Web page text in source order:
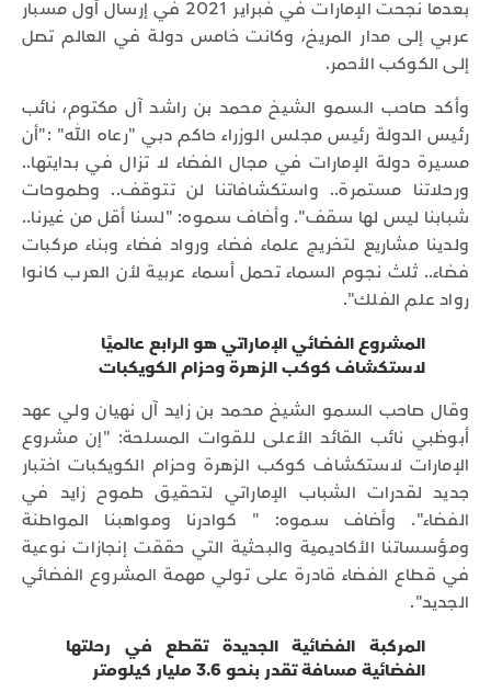
بعدما نجحت الإمارات في فبراير 2021 في إرسال أول مسبار
عربي إلى مدار المريخ، وكانت خامس دولة في العالم تصل
إلى الكوكب الأحمر.
وأكد صاحب السمو الشيخ محمد بن راشد آل مكتوم، نائب
رئيس الدولة رئيس مجلس الوزراء حاكم دبي "رعاه الله" :"أن
مسيرة دولة الإمارات في مجال الفضاء لا تزال في بدايتها..
ورحلاتنا مستمرة.. واستكشافاتنا لن تتوقف.. وطموحات
شبابنا ليس لها سقف". وأضاف سموه: "لسنا أقل من غيرنا..
ولدينا مشاريع لتخريج علماء فضاء ورواد فضاء وبناء مركبات
فضاء.. ثلث نجوم السماء تحمل أسماء عربية لأن العرب كانوا
رواد علم الفلك".
المشروع الفضائي الإماراتي هو الرابع عالميًا
لاستكشاف كوكب الزهرة وحزام الكويكبات
وقال صاحب السمو الشيخ محمد بن زايد آل نهيان ولي عهد
أبوظبي نائب القائد الأعلى للقوات المسلحة: "إن مشروع
الإمارات لاستكشاف كوكب الزهرة وحزام الكويكبات اختبار
جديد لقدرات الشباب الإماراتي لتحقيق طموح زايد في
الفضاء". وأضاف سموه: " كوادرنا ومواهبنا المواطنة
ومؤسساتنا الأكاديمية والبحثية التي حققت إنجازات نوعية
في قطاع الفضاء قادرة على تولي مهمة المشروع الفضائي
الجديد".
المركبة الفضائية الجديدة تقطع في رحلتها
الفضائية مسافة تقدر بنحو 3.6 مليار كيلومتر